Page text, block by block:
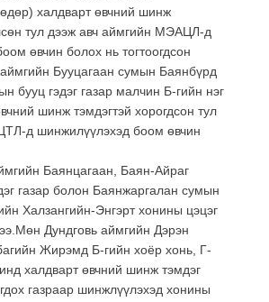
халдварт өвчний шинж
тул дээж авч аймгийн МЭАЦЛ-д
өвчин болох нь тогтоогдсон
Бууцагаан сумын Баянбүрд
бууц гэдэг газар малчин Б-гийн нэг
шинж тэмдэгтэй хорогдсон тул
д шинжилүүлэхэд боом өвчин
Баянцагаан, Баян-Айраг
газар болон Баянжаргалан сумын
Халзангийн-Энгэрт хонины цэцэг
Дундговь аймгийн Дэрэн
Жирэмд Б-гийн хоёр хонь, Г-
халдварт өвчний шинж тэмдэг
газраар шинжлүүлэхэд хонины